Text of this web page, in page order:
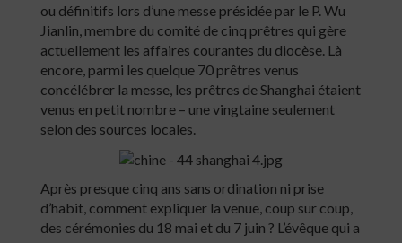
ou définitifs lors d’une messe présidée par le P. Wu
Jianlin, membre du comité de cinq prêtres qui gère
actuellement les affaires courantes du diocèse. Là
encore, parmi les quelque 70 prêtres venus
concélébrer la messe, les prêtres de Shanghai étaient
venus en petit nombre – une vingtaine seulement
selon des sources locales.
Après presque cinq ans sans ordination ni prise
d’habit, comment expliquer la venue, coup sur coup,
des cérémonies du 18 mai et du 7 juin ? L’évêque qui a